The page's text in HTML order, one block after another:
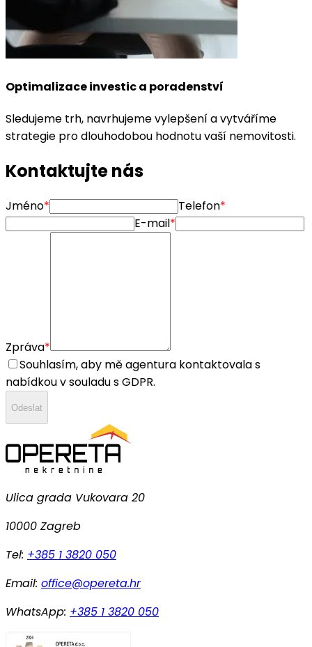
Optimalizace investic a poradenství
Sledujeme trh, navrhujeme vylepšení a vytváříme
strategie pro dlouhodobou hodnotu vaší nemovitosti.
Kontaktujte nás
Jméno* Telefon*
E-mail*
Zpráva*
Souhlasím, aby mě agentura kontaktovala s
nabídkou v souladu s GDPR.
Odeslat
Ulica grada Vukovara 20
10000 Zagreb
Tel: +385 1 3820 050
Email: office@opereta.hr
WhatsApp: +385 1 3820 050